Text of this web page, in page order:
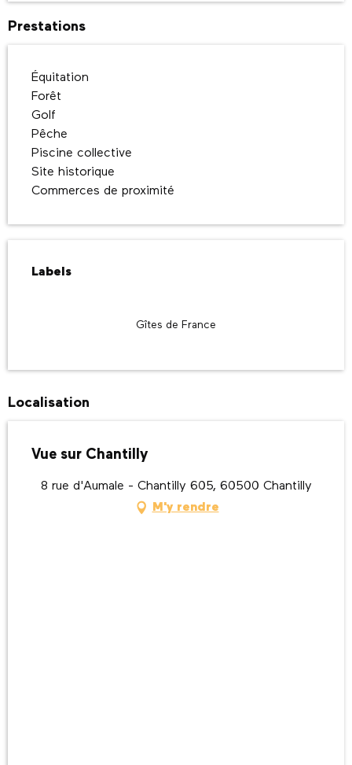
Prestations
Équitation
Forêt
Golf
Pêche
Piscine collective
Site historique
Commerces de proximité
Labels
Labels
Gîtes de France
Localisation
Vue sur Chantilly
8 rue d'Aumale - Chantilly 605, 60500 Chantilly
M'y rendre